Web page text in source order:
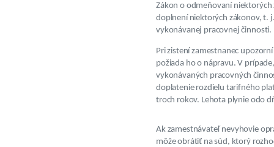
Zákon o odmeňovaní niektorých
doplnení niektorých zákonov, t.
vykonávanej pracovnej činnosti.
Pri zistení zamestnanec
požiada ho o nápravu. V
vykonávaných pracovných
doplatenie rozdielu tarifného
troch rokov. Lehota plynie odo
Ak zamestnávateľ nevyhovie
môže obrátiť na súd, ktorý